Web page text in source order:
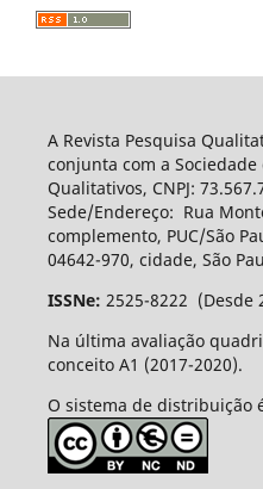
A Revista Pesquisa
conjunta com a Sociedade
Qualitativos, CNPJ:
Sede/Endereço: Rua
complemento, PUC/São
04642-970, cidade, São
ISSNe: 2525-8222 (Desde
Na última avaliação
conceito A1 (2017-2020).
O sistema de distribuição